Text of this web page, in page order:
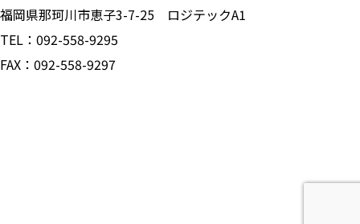
福岡県那珂川市恵子3-7-25 ロジテックA1
TEL：092-558-9295
FAX：092-558-9297